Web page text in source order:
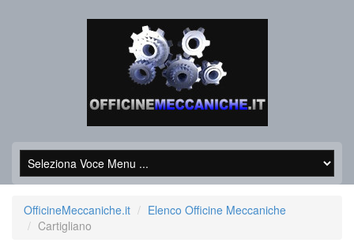
OfficineMeccaniche.it
Elenco Officine Meccaniche
Cartigliano